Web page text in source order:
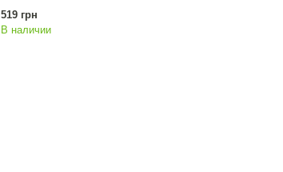
519 грн
В наличии